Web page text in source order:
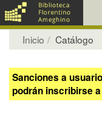
Inicio Catálogo
Sanciones a
podrán inscribirse